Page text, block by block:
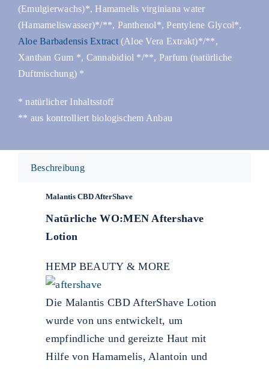
(Emulgierwachs)*, Hamamelis virginiana water
(Hamameliswasser)*/**, Panthenol*, Pentylene Glycol*,
Aloe Barbadensis Extract(Aloe Vera Extrakt)*/**,
Xanthan Gum *, Cannabidiol */**, Parfum (natürliche
Duftmischung) *
* natürlicher Inhaltsstoff
** aus kontrolliert biologischem Anbau
Beschreibung
Malantis CBD AfterShave
Natürliche WO:MEN Aftershave
Lotion
HEMP BEAUTY & MORE
Die Malantis CBD AfterShave Lotion
wurde von uns entwickelt, um
empfindliche und gereizte Haut mit
Hilfe von Hamamelis, Alantoin und